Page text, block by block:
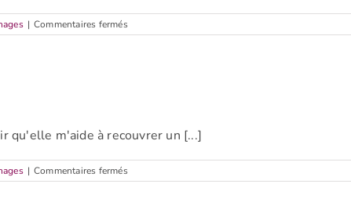
| Commentaires ferméssur
Marie-
qu'elle m'aide à recouvrer un [...]
| Commentaires ferméssur
Isabelle